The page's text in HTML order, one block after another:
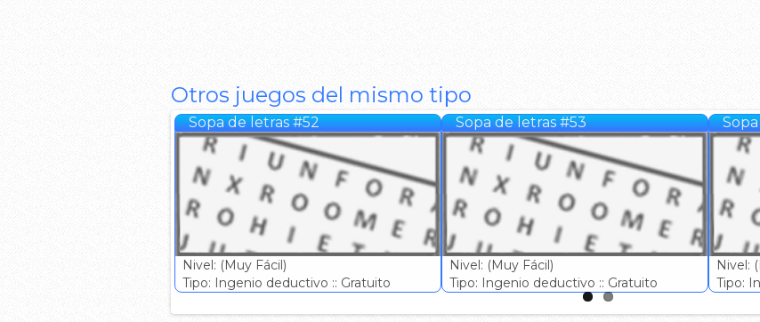
Otros juegos del mismo tipo
Sopa de letras #52
Nivel: (Muy Fácil)
Tipo: Ingenio deductivo :: Gratuito
Sopa de letras #53
Nivel: (Muy Fácil)
Tipo: Ingenio deductivo :: Gratuito
Nivel:
Tipo: